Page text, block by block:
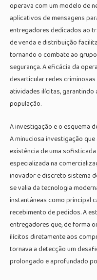
operava com um modelo de
aplicativos de mensagens
entregadores dedicados ao
de venda e distribuição
tornando o combate ao
segurança. A eficácia da
desarticular redes
atividades ilícitas, garantindo
população.
A investigação e o esquema
A minuciosa investigação
existência de uma
especializada na
inovador e discreto sistema
se valia da tecnologia
instantâneas como principal
recebimento de pedidos. A
entregadores que, de forma
ilícitos diretamente aos
tornava a detecção um
prolongado e aprofundado